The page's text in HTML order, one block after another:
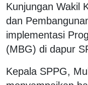
Kunjungan Wakil
dan
implementasi
(MBG) di dapur
Kepala SPPG,